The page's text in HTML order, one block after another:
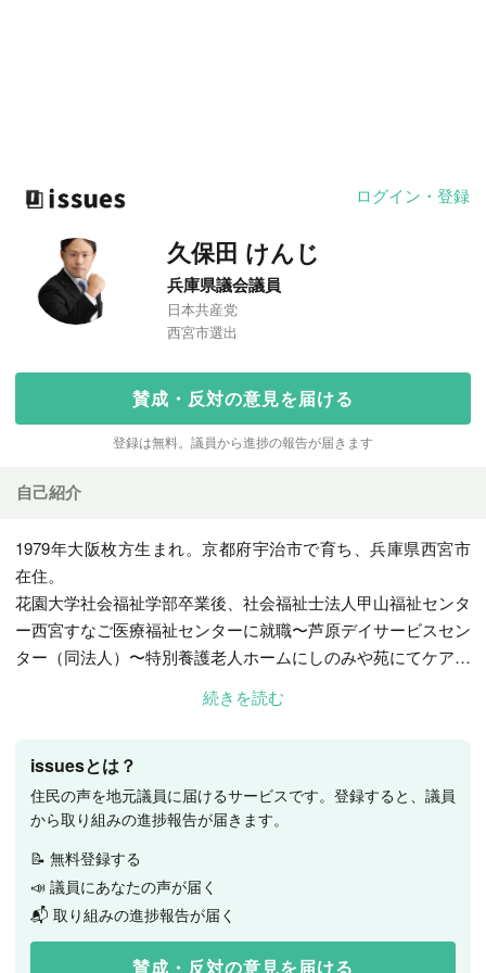
ログイン・登録
久保田 けんじ
兵庫県議会議員
日本共産党
西宮市選出
賛成・反対の意見を届ける
登録は無料。議員から進捗の報告が届きます
自己紹介
1979年大阪枚方生まれ。京都府宇治市で育ち、兵庫県西宮市
在住。
花園大学社会福祉学部卒業後、社会福祉士法人甲山福祉センタ
ー西宮すなご医療福祉センターに就職〜芦原デイサービスセン
ター（同法人）〜特別養護老人ホームにしのみや苑にてケアマ
2023年兵庫県県会議員（日本共産党 西宮市区選出）になり1
キャッチフレーズ「福祉の願いまっすぐ県政へ」
続きを読む
issuesとは？
住民の声を地元議員に届けるサービスです。登録すると、議員
から取り組みの進捗報告が届きます。
📝 無料登録する
📣 議員にあなたの声が届く
📬 取り組みの進捗報告が届く
賛成・反対の意見を届ける